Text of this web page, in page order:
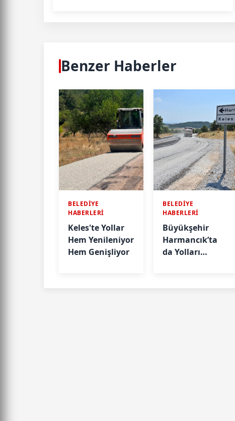
Benzer Haberler
BELEDİYE
HABERLERİ
Keles'te Yollar
Hem Yenileniyor
Hem Genişliyor
BELEDİYE
HABERLERİ
Büyükşehir
Harmancık’ta
da Yolları